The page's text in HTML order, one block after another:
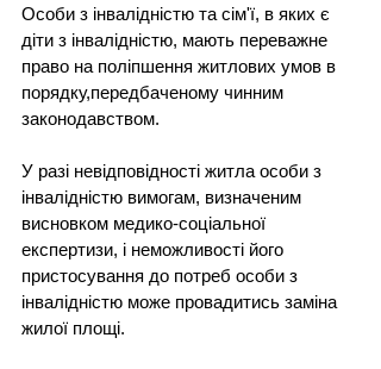
Особи з інвалідністю та сім'ї, в яких є
діти з інвалідністю, мають переважне
право на поліпшення житлових умов в
порядку,передбаченому чинним
законодавством.
У разі невідповідності житла особи з
інвалідністю вимогам, визначеним
висновком медико-соціальної
експертизи, і неможливості його
пристосування до потреб особи з
інвалідністю може провадитись заміна
жилої площі.